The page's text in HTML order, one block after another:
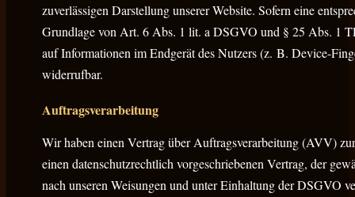
zuverlässigen Darstellung unserer Website. Sofern eine
Grundlage von Art. 6 Abs. 1 lit. a DSGVO und § 25 Abs. 1
auf Informationen im Endgerät des Nutzers (z. B. Device-
widerrufbar.
Auftragsverarbeitung
Wir haben einen Vertrag über Auftragsverarbeitung (AVV)
einen datenschutzrechtlich vorgeschriebenen Vertrag, der
nach unseren Weisungen und unter Einhaltung der DSGVO